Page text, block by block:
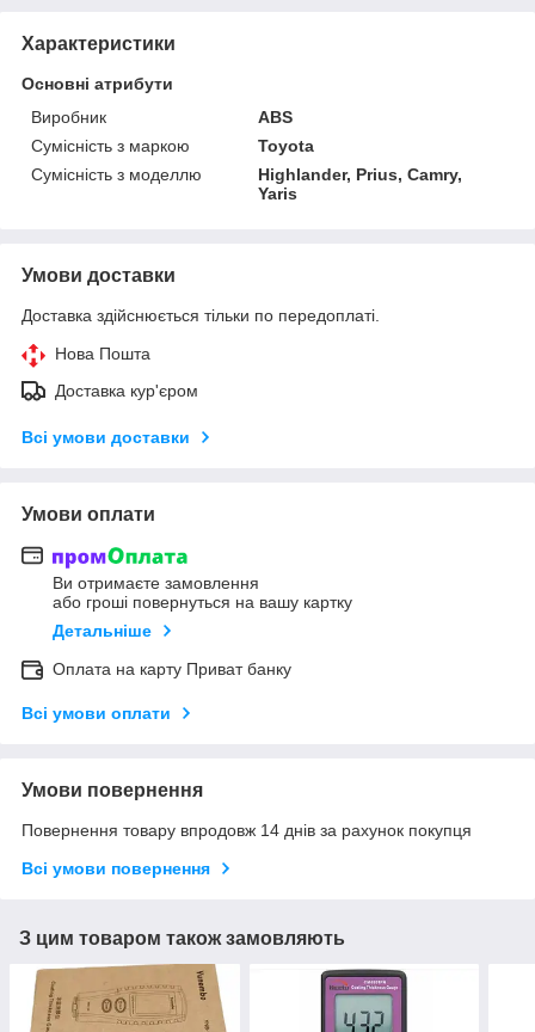
Характеристики
Основні атрибути
Виробник
ABS
Сумісність з маркою
Toyota
Сумісність з моделлю
Highlander, Prius, Camry,
Yaris
Умови доставки
Доставка здійснюється тільки по передоплаті.
Нова Пошта
Доставка кур'єром
Всі умови доставки
Умови оплати
Ви отримаєте замовлення
або гроші повернуться на вашу картку
Детальніше
Оплата на карту Приват банку
Всі умови оплати
Умови повернення
Повернення товару впродовж 14 днів за рахунок покупця
Всі умови повернення
З цим товаром також замовляють